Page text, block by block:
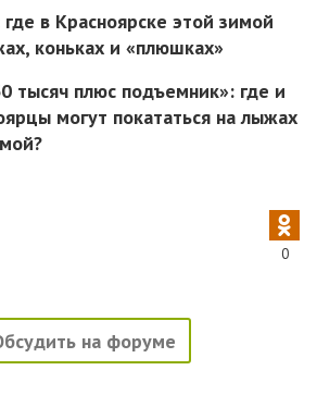
в Красноярске этой зимой
коньках и «плюшках»
тысяч плюс подъемник»: где и
могут покататься на лыжах
0
на форуме